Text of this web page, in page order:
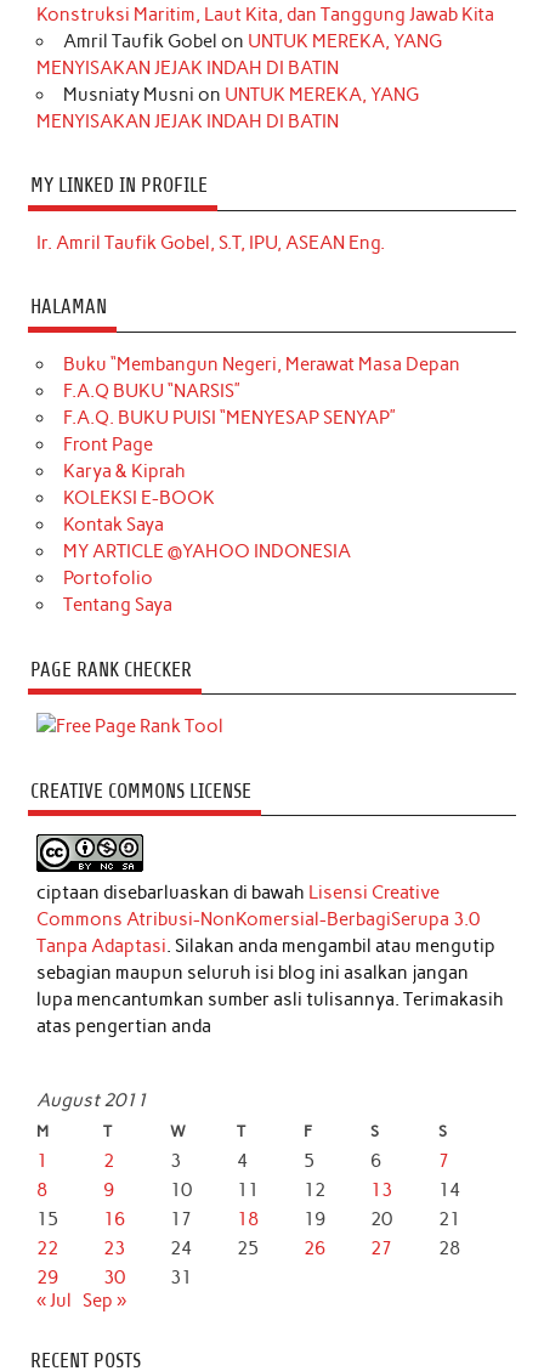
Konstruksi Maritim, Laut Kita, dan Tanggung Jawab Kita
Amril Taufik Gobel on UNTUK MEREKA, YANG
MENYISAKAN JEJAK INDAH DI BATIN
Musniaty Musni on UNTUK MEREKA, YANG
MENYISAKAN JEJAK INDAH DI BATIN
MY LINKED IN PROFILE
Ir. Amril Taufik Gobel, S.T, IPU, ASEAN Eng.
HALAMAN
Buku “Membangun Negeri, Merawat Masa Depan
F.A.Q BUKU “NARSIS”
F.A.Q. BUKU PUISI “MENYESAP SENYAP”
Front Page
Karya & Kiprah
KOLEKSI E-BOOK
Kontak Saya
MY ARTICLE @YAHOO INDONESIA
Portofolio
Tentang Saya
PAGE RANK CHECKER
CREATIVE COMMONS LICENSE
ciptaan disebarluaskan di bawah Lisensi Creative
Commons Atribusi-NonKomersial-BerbagiSerupa 3.0
Tanpa Adaptasi. Silakan anda mengambil atau mengutip
sebagian maupun seluruh isi blog ini asalkan jangan
lupa mencantumkan sumber asli tulisannya. Terimakasih
atas pengertian anda
August 2011
M T W T F S S
1 2 3 4 5 6
7
8
9 10 11 12 13
14
15
16 17 18 19 20
21
22
23 24 25 26 27
28
29
30
31
« Jul Sep »
RECENT POSTS